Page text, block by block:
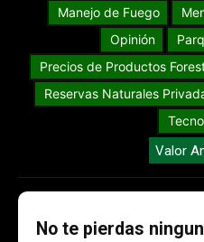
Manejo de Fuego
Opinión
Precios de Productos
Reservas Naturales
Valor
No te pierdas